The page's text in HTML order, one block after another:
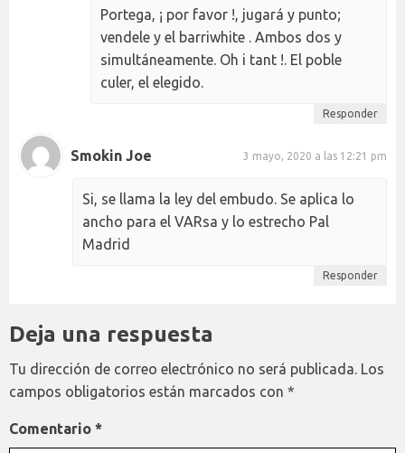
Portega, ¡ por favor !, jugará y punto;
vendele y el barriwhite . Ambos dos y
simultáneamente. Oh i tant !. El poble
culer, el elegido.
Responder
Smokin Joe 3 mayo, 2020 a las 12:21 pm
Si, se llama la ley del embudo. Se aplica lo
ancho para el VARsa y lo estrecho Pal
Madrid
Responder
Deja una respuesta
Tu dirección de correo electrónico no será publicada. Los
campos obligatorios están marcados con *
Comentario *